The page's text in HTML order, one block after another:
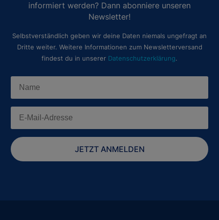
informiert werden? Dann abonniere unseren
Newsletter!
Selbstverständlich geben wir deine Daten niemals ungefragt an
Dritte weiter. Weitere Informationen zum Newsletterversand
findest du in unserer Datenschutzerklärung.
JETZT ANMELDEN